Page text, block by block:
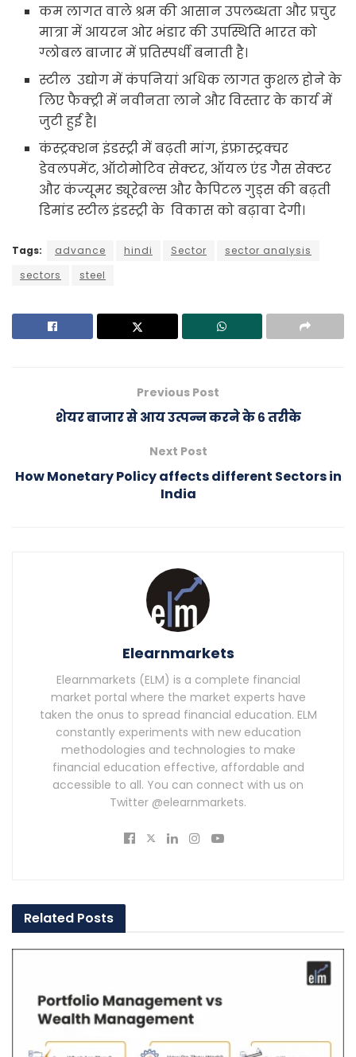
कम लागत वाले श्रम की आसान उपलब्धता और प्रचुर
मात्रा में आयरन ओर भंडार की उपस्थिति भारत को
ग्लोबल बाजार में प्रतिस्पर्धी बनाती है।
स्टील उद्योग में कंपनियां अधिक लागत कुशल होने के
लिए फैक्ट्री में नवीनता लाने और विस्तार के कार्य में
जुटी हुई है|
कंस्ट्रक्शन इंडस्ट्री में बढ़ती मांग, इंफ्रास्ट्रक्चर
डेवलपमेंट, ऑटोमोटिव सेक्टर, ऑयल एंड गैस सेक्टर
और कंज्यूमर ड्यूरेबल्स और कैपिटल गुड्स की बढ़ती
डिमांड स्टील इंडस्ट्री के विकास को बढ़ावा देगी।
Tags: advance hindi Sector
sector analysis
sectors
steel
Previous Post
शेयर बाजार से आय उत्पन्न करने के ६ तरीके
Next Post
How Monetary Policy affects different Sectors in
India
Elearnmarkets
Elearnmarkets (ELM) is a complete financial
market portal where the market experts have
taken the onus to spread financial education. ELM
constantly experiments with new education
methodologies and technologies to make
financial education effective, affordable and
accessible to all. You can connect with us on
Twitter @elearnmarkets.
Related Posts